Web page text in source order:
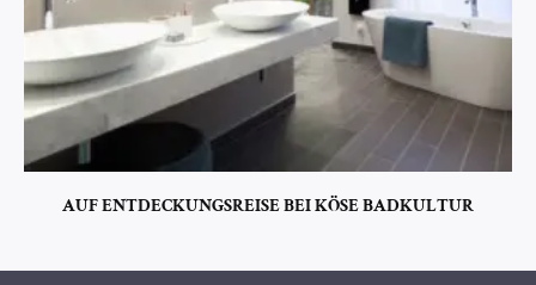
AUF ENTDECKUNGSREISE BEI KÖSE BADKULTUR